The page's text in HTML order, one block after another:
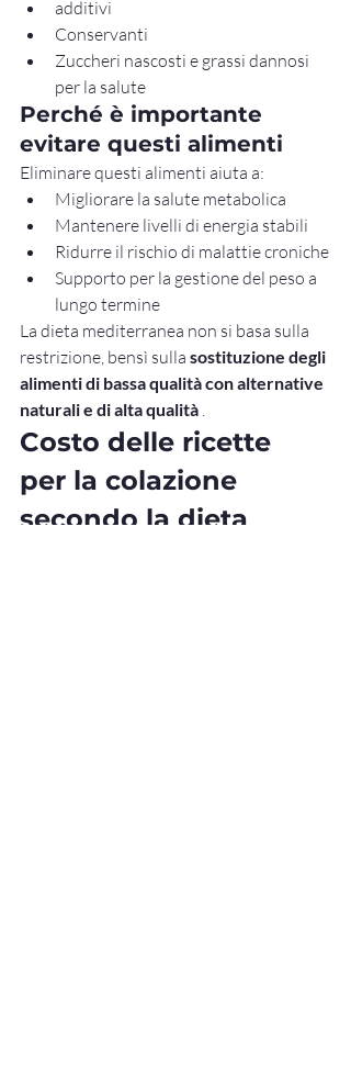
additivi
Conservanti
Zuccheri nascosti e grassi dannosi
per la salute
Perché è importante
evitare questi alimenti
Eliminare questi alimenti aiuta a:
Migliorare la salute metabolica
Mantenere livelli di energia stabili
Ridurre il rischio di malattie croniche
Supporto per la gestione del peso a
lungo termine
La dieta mediterranea non si basa sulla
restrizione, bensì sulla sostituzione degli
alimenti di bassa qualità con alternative
naturali e di alta qualità .
Costo delle ricette
per la colazione
secondo la dieta